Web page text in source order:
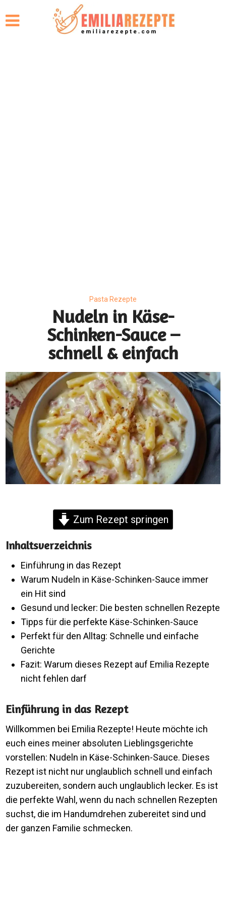
Pasta Rezepte
Nudeln in Käse-
Schinken-Sauce –
schnell & einfach
Zum Rezept springen
Inhaltsverzeichnis
Einführung in das Rezept
Warum Nudeln in Käse-Schinken-Sauce immer
ein Hit sind
Gesund und lecker: Die besten schnellen Rezepte
Tipps für die perfekte Käse-Schinken-Sauce
Perfekt für den Alltag: Schnelle und einfache
Gerichte
Fazit: Warum dieses Rezept auf Emilia Rezepte
nicht fehlen darf
Einführung in das Rezept
Willkommen bei Emilia Rezepte! Heute möchte ich
euch eines meiner absoluten Lieblingsgerichte
vorstellen: Nudeln in Käse-Schinken-Sauce. Dieses
Rezept ist nicht nur unglaublich schnell und einfach
zuzubereiten, sondern auch unglaublich lecker. Es ist
die perfekte Wahl, wenn du nach schnellen Rezepten
suchst, die im Handumdrehen zubereitet sind und
der ganzen Familie schmecken.